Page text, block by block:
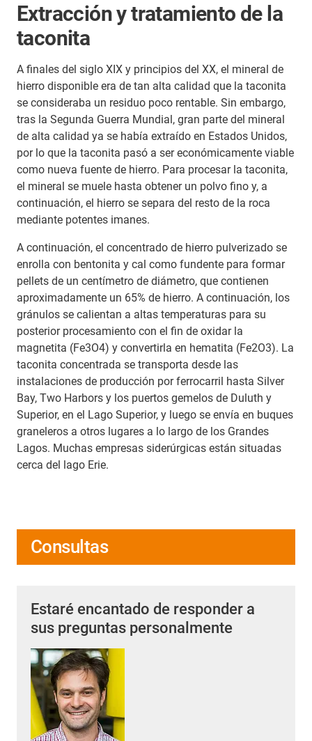
Extracción y tratamiento de la
taconita
A finales del siglo XIX y principios del XX, el mineral de
hierro disponible era de tan alta calidad que la taconita
se consideraba un residuo poco rentable. Sin embargo,
tras la Segunda Guerra Mundial, gran parte del mineral
de alta calidad ya se había extraído en Estados Unidos,
por lo que la taconita pasó a ser económicamente viable
como nueva fuente de hierro. Para procesar la taconita,
el mineral se muele hasta obtener un polvo fino y, a
continuación, el hierro se separa del resto de la roca
mediante potentes imanes.
A continuación, el concentrado de hierro pulverizado se
enrolla con bentonita y cal como fundente para formar
pellets de un centímetro de diámetro, que contienen
aproximadamente un 65% de hierro. A continuación, los
gránulos se calientan a altas temperaturas para su
posterior procesamiento con el fin de oxidar la
magnetita (Fe3O4) y convertirla en hematita (Fe2O3). La
taconita concentrada se transporta desde las
instalaciones de producción por ferrocarril hasta Silver
Bay, Two Harbors y los puertos gemelos de Duluth y
Superior, en el Lago Superior, y luego se envía en buques
graneleros a otros lugares a lo largo de los Grandes
Lagos. Muchas empresas siderúrgicas están situadas
cerca del lago Erie.
Consultas
Estaré encantado de responder a
sus preguntas personalmente